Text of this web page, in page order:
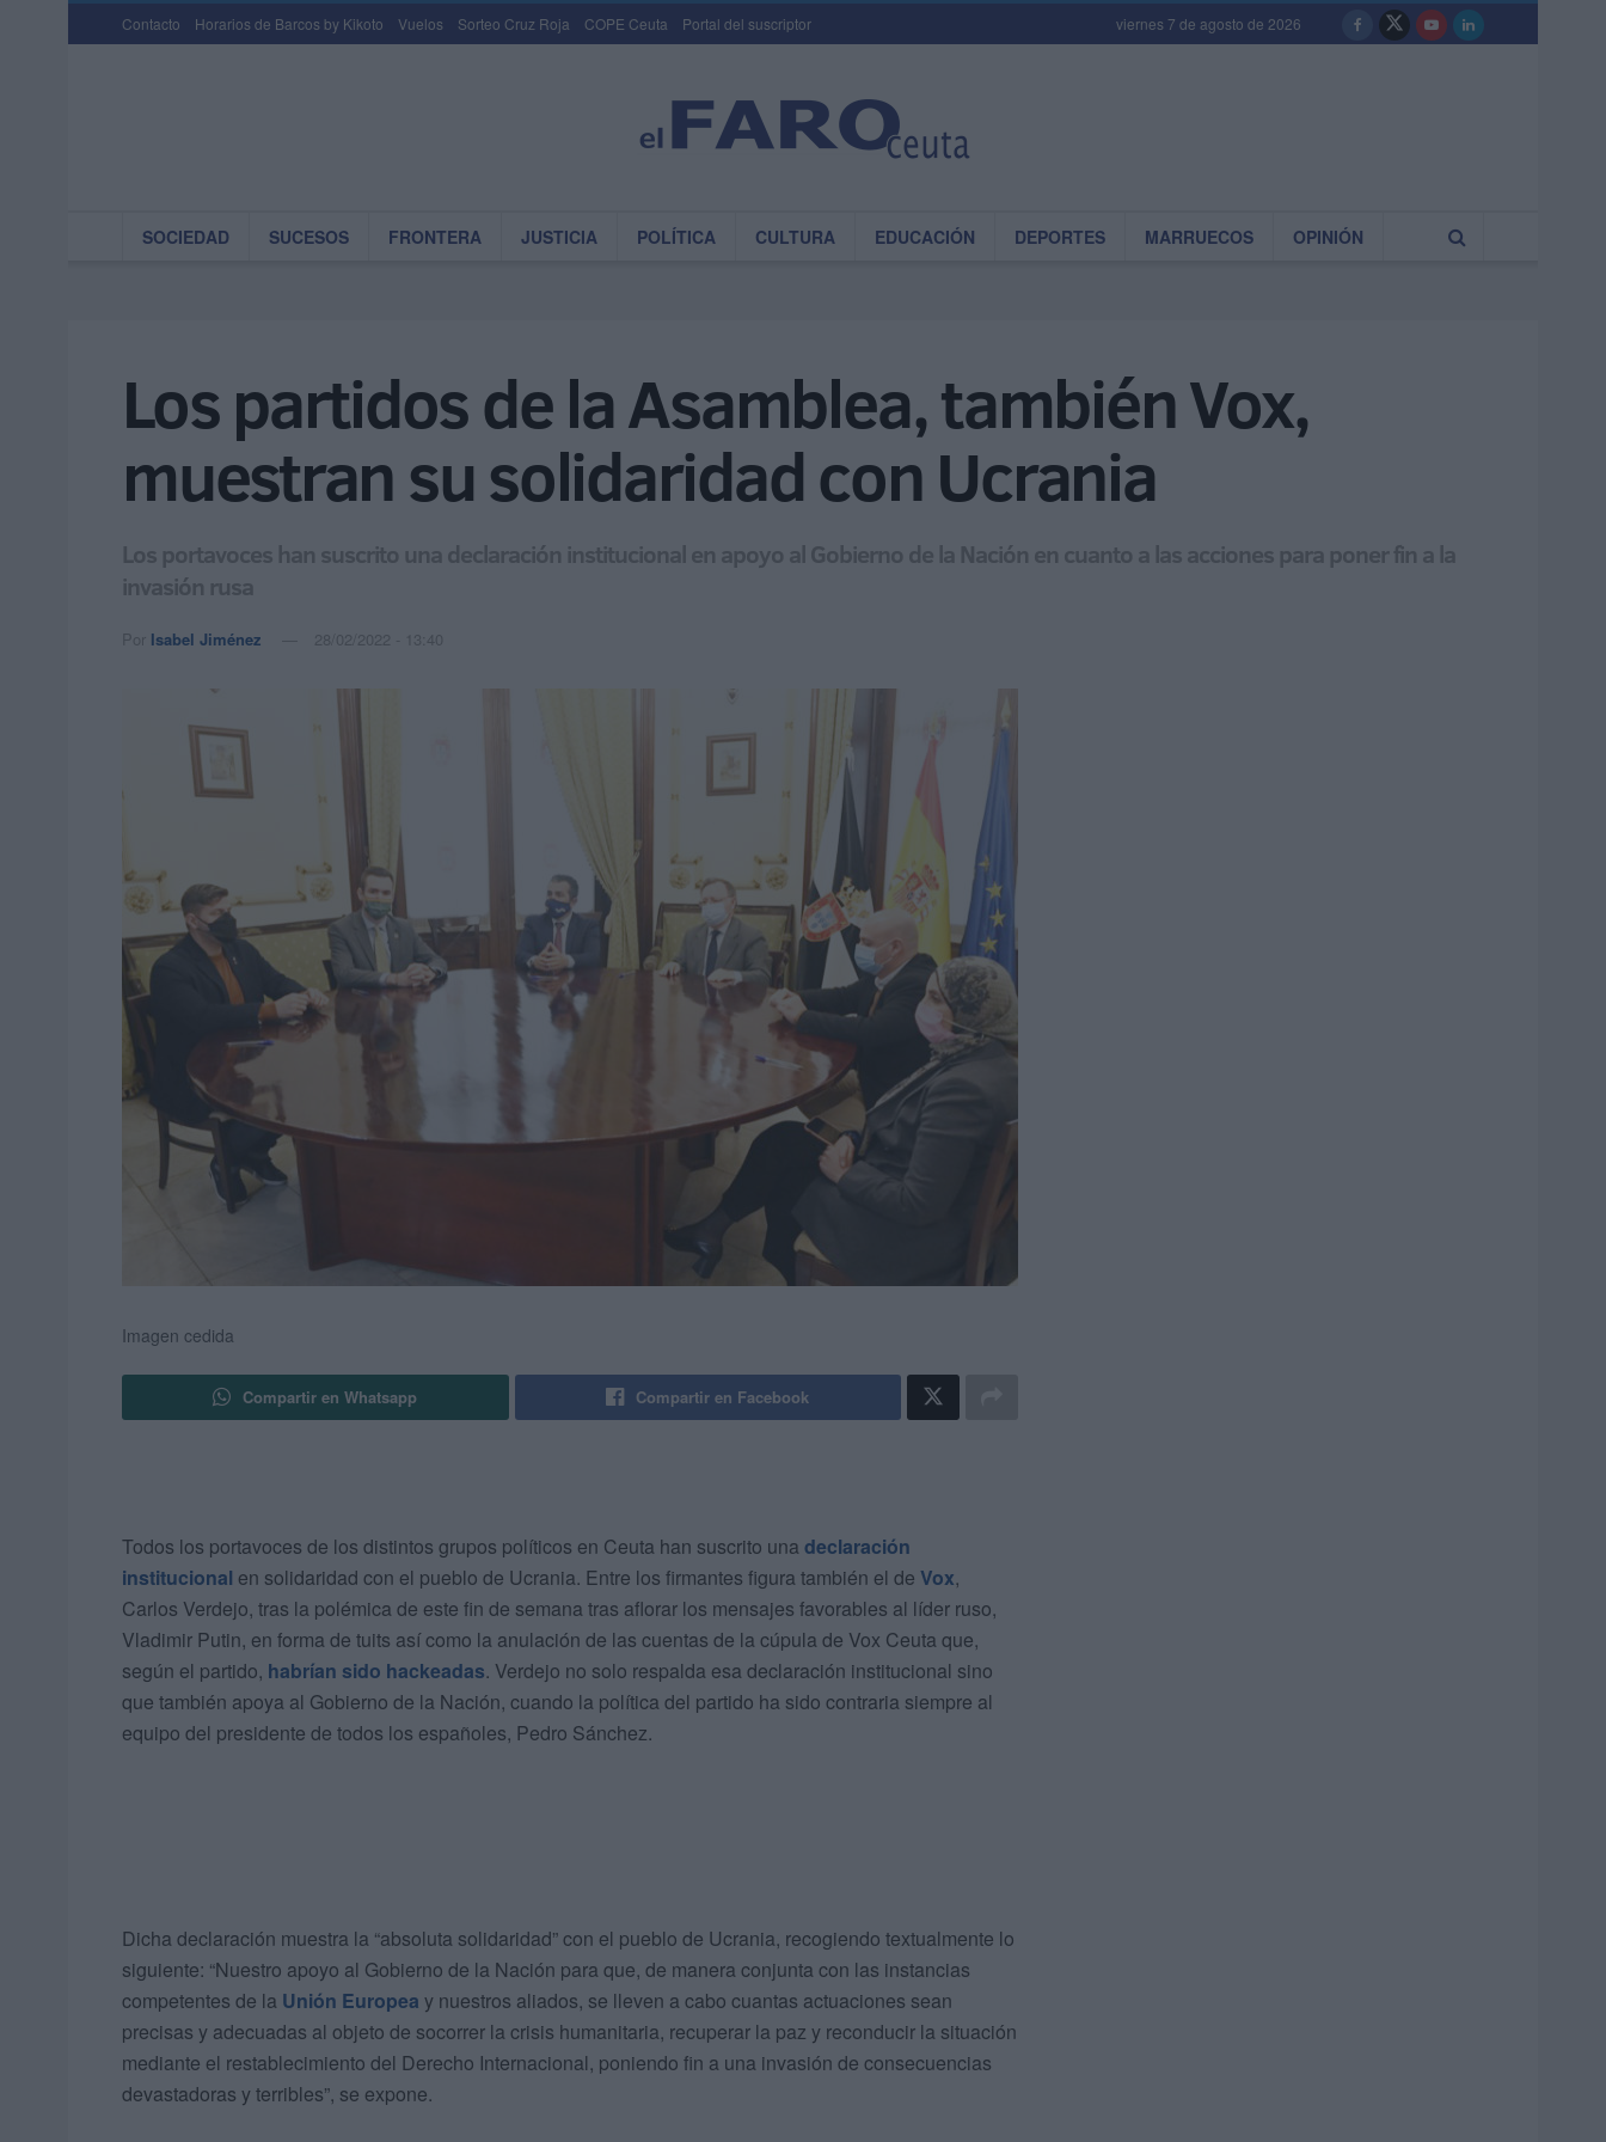
Contacto Horarios de Barcos by Kikoto Vuelos Sorteo Cruz Roja COPE Ceuta Portal del suscriptor viernes 7 de agosto de 2026
SOCIEDAD SUCESOS FRONTERA JUSTICIA POLÍTICA CULTURA EDUCACIÓN DEPORTES MARRUECOS OPINIÓN
Los partidos de la Asamblea, también Vox,
muestran su solidaridad con Ucrania
Los portavoces han suscrito una declaración institucional en apoyo al Gobierno de la Nación en cuanto a las acciones para poner fin a la
invasión rusa
Por Isabel Jiménez 28/02/2022 - 13:40
Imagen cedida
Compartir en Whatsapp Compartir en Facebook
Todos los portavoces de los distintos grupos políticos en Ceuta han suscrito una declaración
institucional en solidaridad con el pueblo de Ucrania. Entre los firmantes figura también el de Vox,
Carlos Verdejo, tras la polémica de este fin de semana tras aflorar los mensajes favorables al líder ruso,
Vladimir Putin, en forma de tuits así como la anulación de las cuentas de la cúpula de Vox Ceuta que,
según el partido, habrían sido hackeadas. Verdejo no solo respalda esa declaración institucional sino
que también apoya al Gobierno de la Nación, cuando la política del partido ha sido contraria siempre al
equipo del presidente de todos los españoles, Pedro Sánchez.
Dicha declaración muestra la “absoluta solidaridad” con el pueblo de Ucrania, recogiendo textualmente lo
siguiente: “Nuestro apoyo al Gobierno de la Nación para que, de manera conjunta con las instancias
competentes de la Unión Europea y nuestros aliados, se lleven a cabo cuantas actuaciones sean
precisas y adecuadas al objeto de socorrer la crisis humanitaria, recuperar la paz y reconducir la situación
mediante el restablecimiento del Derecho Internacional, poniendo fin a una invasión de consecuencias
devastadoras y terribles”, se expone.